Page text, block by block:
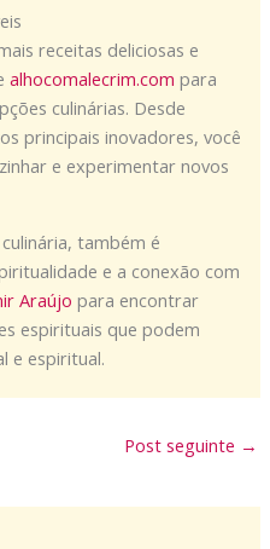
receitas deliciosas e
alhocomalecrim.com para
culinárias. Desde
principais inovadores, você
e experimentar novos
também é
e a conexão com
Araújo para encontrar
espirituais que podem
e espiritual.
Post seguinte →